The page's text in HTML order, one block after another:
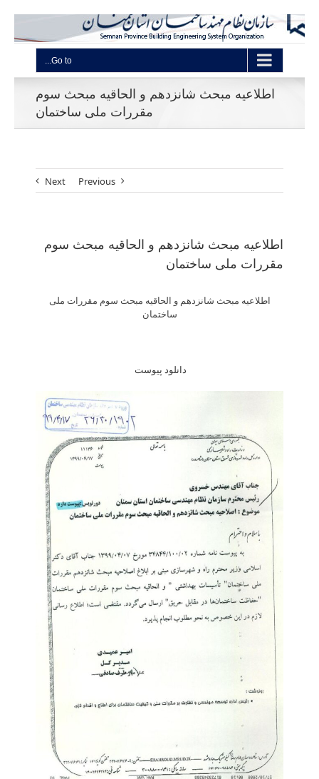
Go to...
اطلاعیه مبحث شانزدهم و الحاقیه مبحث سوم
مقررات ملی ساختمان
Previous
Next
اطلاعیه مبحث شانزدهم و الحاقیه مبحث سوم
مقررات ملی ساختمان
اطلاعیه مبحث شانزدهم و الحاقیه مبحث سوم مقررات ملی
ساختمان
دانلود پیوست